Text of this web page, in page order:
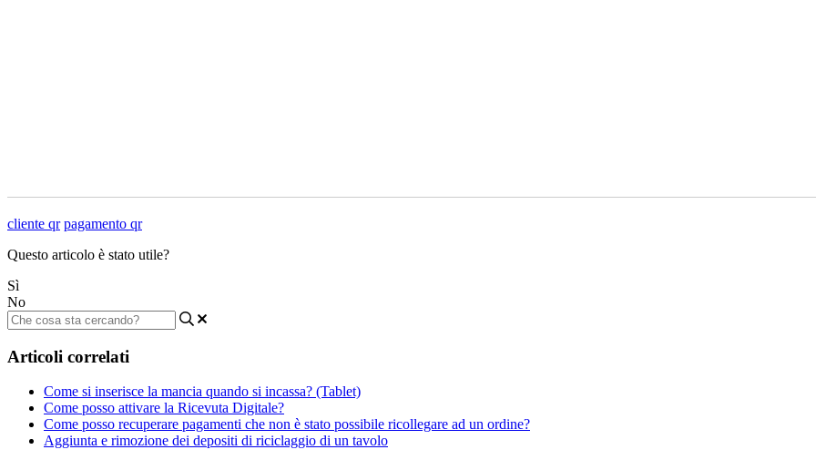
cliente qr pagamento qr
Questo articolo è stato utile?
Sì
No
Articoli correlati
Come si inserisce la mancia quando si incassa? (Tablet)
Come posso attivare la Ricevuta Digitale?
Come posso recuperare pagamenti che non è stato possibile ricollegare ad un ordine?
Aggiunta e rimozione dei depositi di riciclaggio di un tavolo